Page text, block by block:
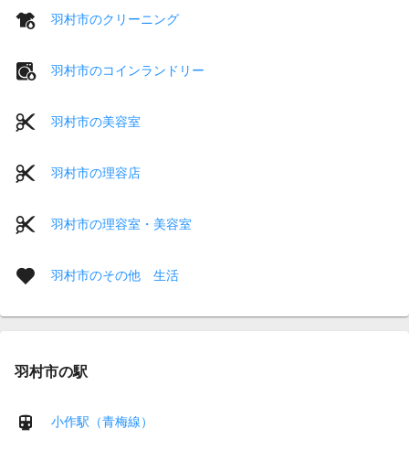
羽村市のクリーニング
羽村市のコインランドリー
羽村市の美容室
羽村市の理容店
羽村市の理容室・美容室
羽村市のその他 生活
羽村市の駅
小作駅（青梅線）